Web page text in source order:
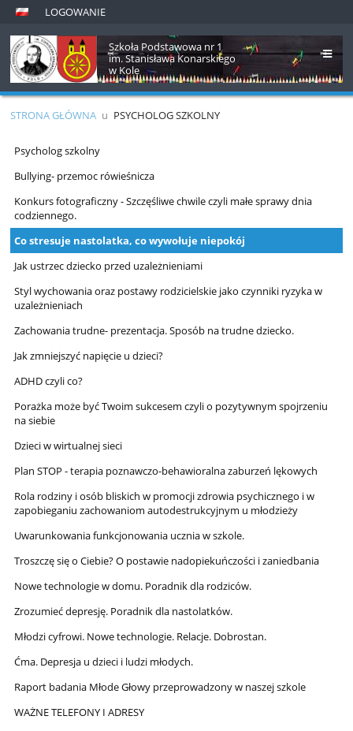
LOGOWANIE
Szkoła Podstawowa nr 1
im. Stanisława Konarskiego
w Kole
STRONA GŁÓWNA u PSYCHOLOG SZKOLNY
Psycholog
szkolny
Psycholog szkolny
Bullying- przemoc rówieśnicza
Konkurs fotograficzny - Szczęśliwe chwile czyli małe sprawy dnia
codziennego.
Co stresuje nastolatka, co wywołuje niepokój
Jak ustrzec dziecko przed uzależnieniami
Styl wychowania oraz postawy rodzicielskie jako czynniki ryzyka w
uzależnieniach
Zachowania trudne- prezentacja. Sposób na trudne dziecko.
Jak zmniejszyć napięcie u dzieci?
ADHD czyli co?
Porażka może być Twoim sukcesem czyli o pozytywnym spojrzeniu
na siebie
Dzieci w wirtualnej sieci
Plan STOP - terapia poznawczo-behawioralna zaburzeń lękowych
Rola rodziny i osób bliskich w promocji zdrowia psychicznego i w
zapobieganiu zachowaniom autodestrukcyjnym u młodzieży
Uwarunkowania funkcjonowania ucznia w szkole.
Troszczę się o Ciebie? O postawie nadopiekuńczości i zaniedbania
Nowe technologie w domu. Poradnik dla rodziców.
Zrozumieć depresję. Poradnik dla nastolatków.
Młodzi cyfrowi. Nowe technologie. Relacje. Dobrostan.
Ćma. Depresja u dzieci i ludzi młodych.
Raport badania Młode Głowy przeprowadzony w naszej szkole
WAŻNE TELEFONY I ADRESY